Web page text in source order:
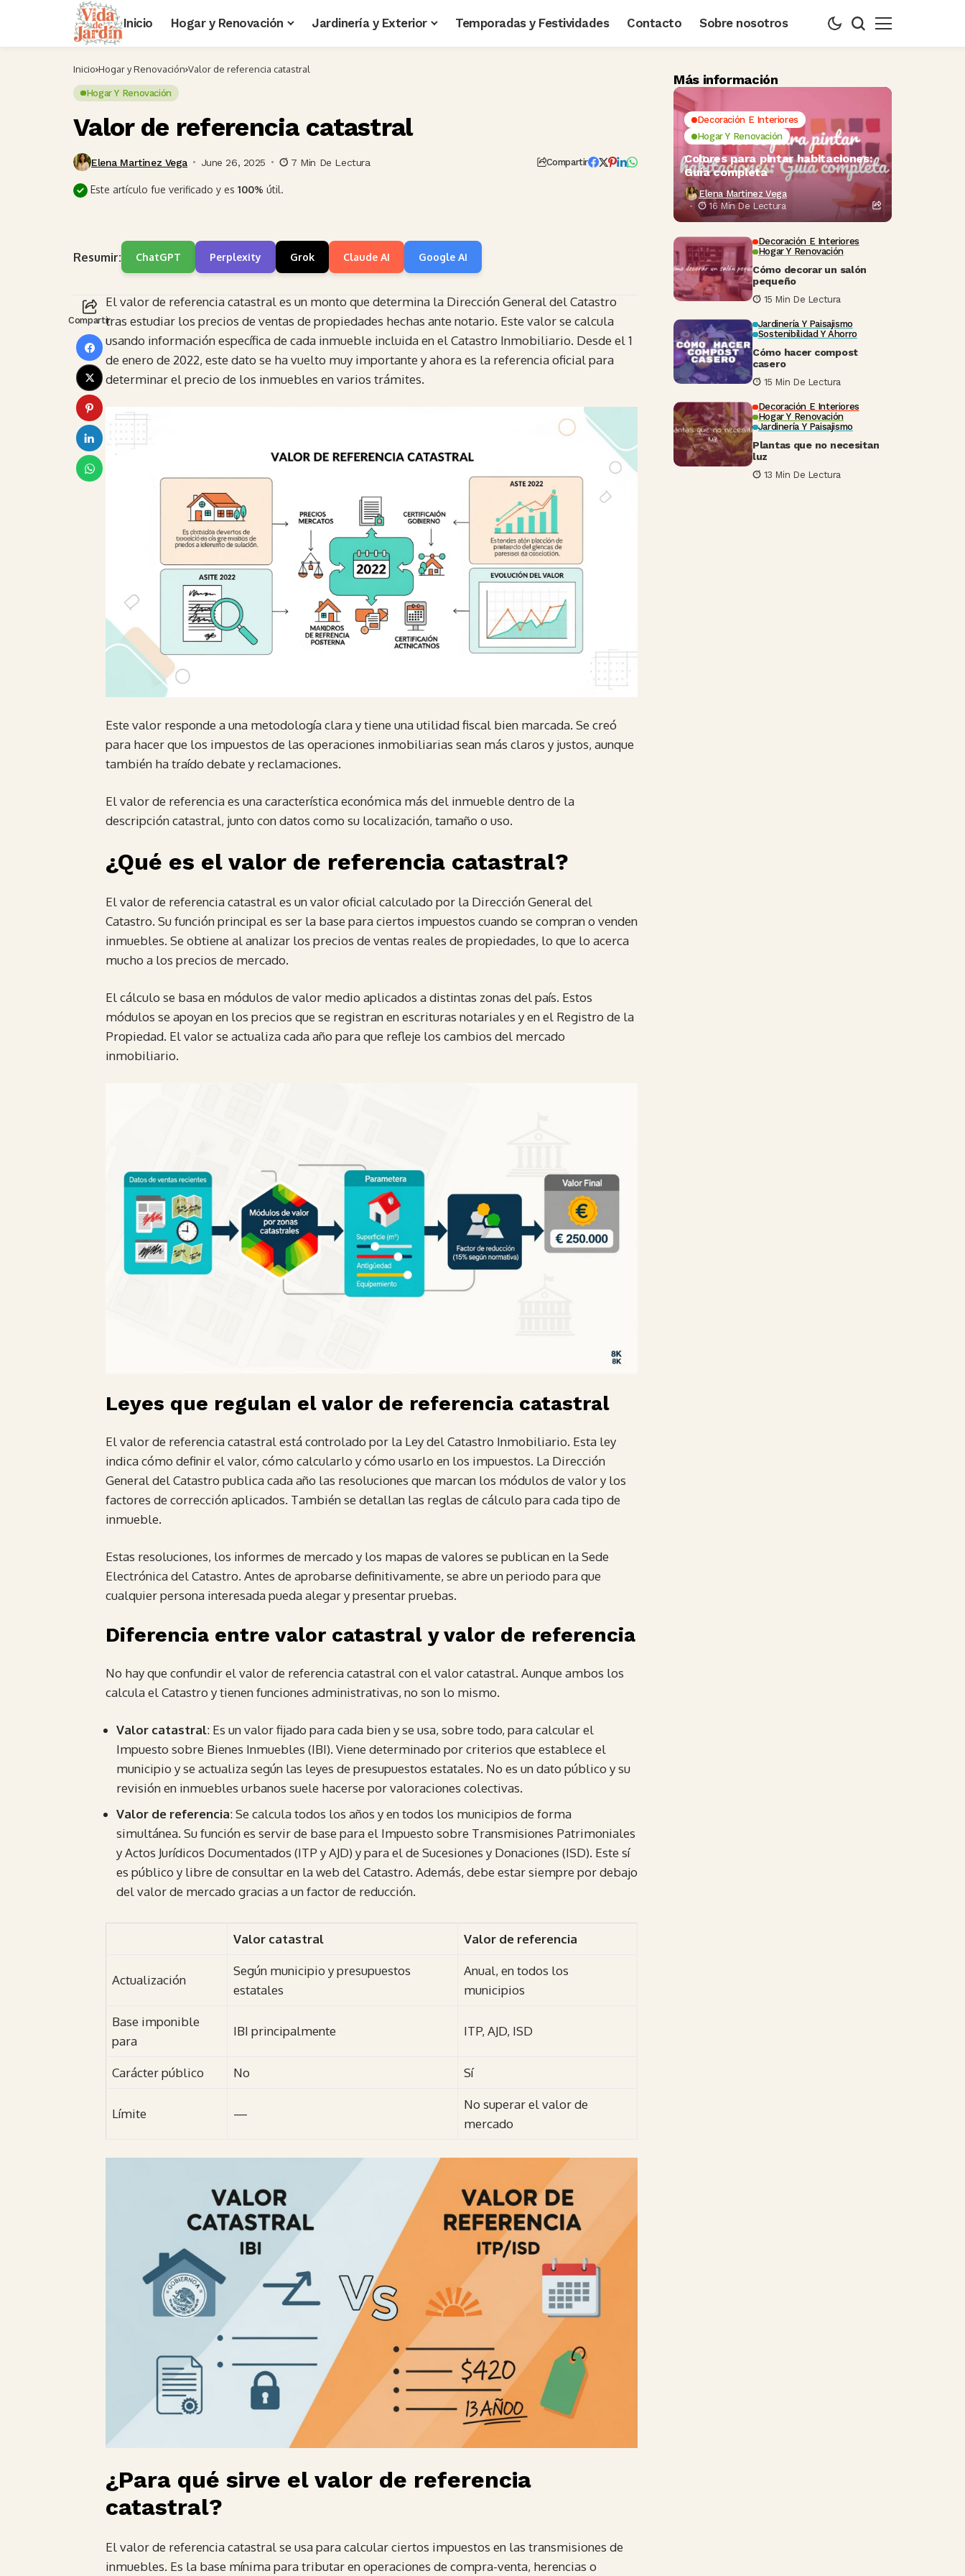
Inicio Hogar y Renovación Jardinería y Exterior Temporadas y Festividades Contacto Sobre nosotros
Inicio Hogar y Renovación Valor de referencia catastral
Hogar Y Renovación
Valor de referencia catastral
Elena Martinez Vega June 26, 2025 7 Min De Lectura Compartir
Este artículo fue verificado y es 100% útil.
Resumir: ChatGPT Perplexity Grok Claude AI Google AI
Compartir
El valor de referencia catastral es un monto que determina la Dirección General del Catastro
tras estudiar los precios de ventas de propiedades hechas ante notario. Este valor se calcula
usando información específica de cada inmueble incluida en el Catastro Inmobiliario. Desde el 1
de enero de 2022, este dato se ha vuelto muy importante y ahora es la referencia oficial para
determinar el precio de los inmuebles en varios trámites.
Este valor responde a una metodología clara y tiene una utilidad fiscal bien marcada. Se creó
para hacer que los impuestos de las operaciones inmobiliarias sean más claros y justos, aunque
también ha traído debate y reclamaciones.
El valor de referencia es una característica económica más del inmueble dentro de la
descripción catastral, junto con datos como su localización, tamaño o uso.
¿Qué es el valor de referencia catastral?
El valor de referencia catastral es un valor oficial calculado por la Dirección General del
Catastro. Su función principal es ser la base para ciertos impuestos cuando se compran o venden
inmuebles. Se obtiene al analizar los precios de ventas reales de propiedades, lo que lo acerca
mucho a los precios de mercado.
El cálculo se basa en módulos de valor medio aplicados a distintas zonas del país. Estos
módulos se apoyan en los precios que se registran en escrituras notariales y en el Registro de la
Propiedad. El valor se actualiza cada año para que refleje los cambios del mercado
inmobiliario.
Leyes que regulan el valor de referencia catastral
El valor de referencia catastral está controlado por la Ley del Catastro Inmobiliario. Esta ley
indica cómo definir el valor, cómo calcularlo y cómo usarlo en los impuestos. La Dirección
General del Catastro publica cada año las resoluciones que marcan los módulos de valor y los
factores de corrección aplicados. También se detallan las reglas de cálculo para cada tipo de
inmueble.
Estas resoluciones, los informes de mercado y los mapas de valores se publican en la Sede
Electrónica del Catastro. Antes de aprobarse definitivamente, se abre un periodo para que
cualquier persona interesada pueda alegar y presentar pruebas.
Diferencia entre valor catastral y valor de referencia
No hay que confundir el valor de referencia catastral con el valor catastral. Aunque ambos los
calcula el Catastro y tienen funciones administrativas, no son lo mismo.
Valor catastral: Es un valor fijado para cada bien y se usa, sobre todo, para calcular el
Impuesto sobre Bienes Inmuebles (IBI). Viene determinado por criterios que establece el
municipio y se actualiza según las leyes de presupuestos estatales. No es un dato público y su
revisión en inmuebles urbanos suele hacerse por valoraciones colectivas.
Valor de referencia: Se calcula todos los años y en todos los municipios de forma
simultánea. Su función es servir de base para el Impuesto sobre Transmisiones Patrimoniales
y Actos Jurídicos Documentados (ITP y AJD) y para el de Sucesiones y Donaciones (ISD). Este sí
es público y libre de consultar en la web del Catastro. Además, debe estar siempre por debajo
del valor de mercado gracias a un factor de reducción.
Valor catastral Valor de referencia
Actualización
Según municipio y presupuestos
estatales
Anual, en todos los
municipios
Base imponible
para
IBI principalmente ITP, AJD, ISD
Carácter público No Sí
Límite —
No superar el valor de
mercado
¿Para qué sirve el valor de referencia
catastral?
El valor de referencia catastral se usa para calcular ciertos impuestos en las transmisiones de
inmuebles. Es la base mínima para tributar en operaciones de compra-venta, herencias o
Más información
Decoración E Interiores
Hogar Y Renovación
Colores para pintar habitaciones:
Guía completa
Elena Martinez Vega
16 Min De Lectura
Decoración E Interiores
Hogar Y Renovación
Cómo decorar un salón
pequeño
15 Min De Lectura
Jardinería Y Paisajismo
Sostenibilidad Y Ahorro
Cómo hacer compost
casero
15 Min De Lectura
Decoración E Interiores
Hogar Y Renovación
Jardinería Y Paisajismo
Plantas que no necesitan
luz
13 Min De Lectura